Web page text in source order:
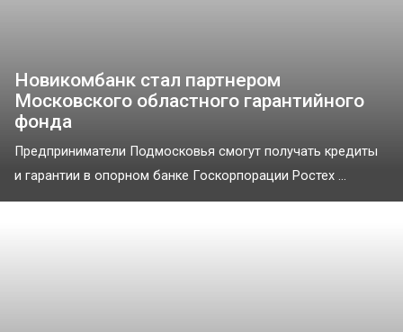
Новикомбанк стал партнером
Московского областного гарантийного
фонда
Предприниматели Подмосковья смогут получать кредиты
и гарантии в опорном банке Госкорпорации Ростех ...